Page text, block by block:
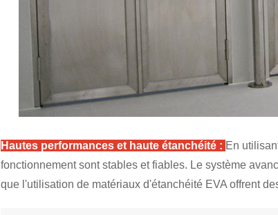
Hautes performances et haute étanchéité : En
fonctionnement sont stables et fiables. Le système
que l'utilisation de matériaux d'étanchéité EVA offrent